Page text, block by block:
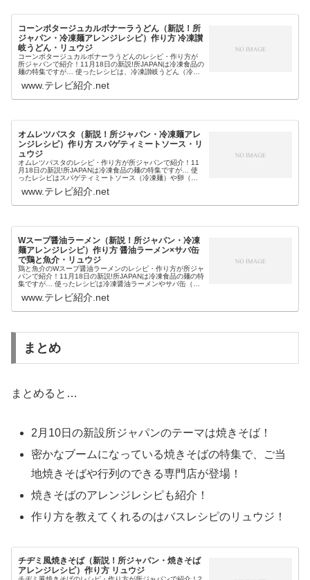
コーンポタージュカルボナーラうどん（新説！所
ジャパン・冷凍麺アレンジレシピ）作り方 冷凍讃
岐うどん・リュウジ
コーンポタージュカルボナーラうどんのレシピ・作り方が
所ジャパンで紹介！11月18日の新説!所JAPANは冷凍食品の
麺の特集ですが… 使ったレシピは、冷凍讃岐うどん（冷凍
ュ） 作り方を教えた...
www.テレビ紹介.net
オムレツパスタ（新説！所ジャパン・冷凍麺アレ
ンジレシピ）作り方 スパゲティミートソース・リ
ュウジ
オムレツパスタのレシピ・作り方が所ジャパンで紹介！11
月18日の新説!所JAPANは冷凍食品の麺の特集ですが… 使
ったレシピはスパゲティミートソース（冷凍麺）や卵（コ
教えたのはバスレシ...
www.テレビ紹介.net
Wスープ醤油ラーメン（新説！所ジャパン・冷凍
麺アレンジレシピ）作り方 醤油ラーメン×サバ缶
で鶏と魚介・リュウジ
鶏と魚介のWスープ醤油ラーメンのレシピ・作り方が所ジャ
パンで紹介！11月18日の新説!所JAPANは冷凍食品の麺の特
集ですが… 使ったレシピは冷凍醤油ラーメンやサバ缶（鯖
ュウジという鶏と...
www.テレビ紹介.net
まとめ
まとめると…
2月10日の新設所ジャパンのテーマは焼きそば！
密かなブームになっている焼きそばの特集で、ご当
地焼きそばや行列のできる専門店が登場！
焼きそばのアレンジレシピも紹介！
作り方を教えてくれるのはバスレシピのリュウジ！
チヂミ風焼きそば（新説！所ジャパン・焼きそば
アレンジレシピ）作り方 リュウジ